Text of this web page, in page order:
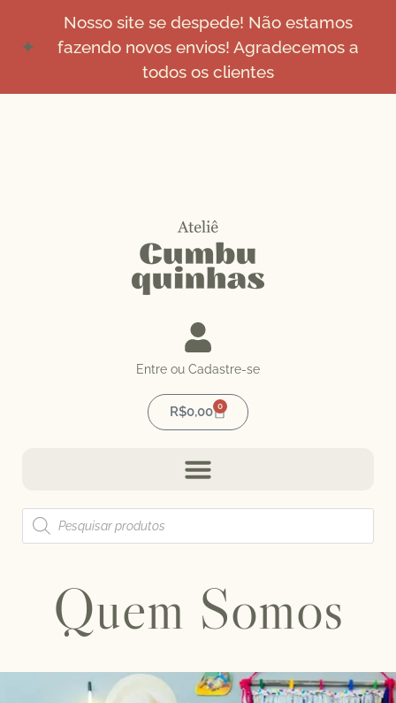
Nosso site se despede! Não estamos
fazendo novos envios! Agradecemos a
todos os clientes
Entre ou Cadastre-se
R$0,00 0
Quem Somos